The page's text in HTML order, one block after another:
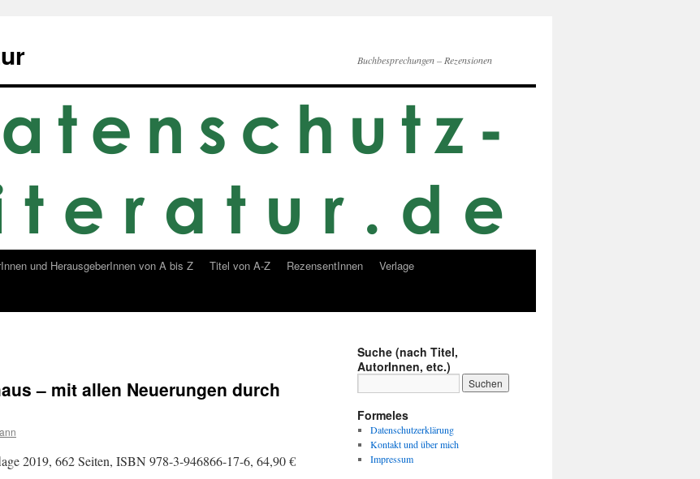
Buchbesprechungen – Rezensionen
und HerausgeberInnen von A bis Z Titel von A-Z RezensentInnen
Verlage
– mit allen Neuerungen durch
2019, 662 Seiten, ISBN 978-3-946866-17-6, 64,90 €
Suche (nach Titel,
AutorInnen, etc.)
Formeles
Datenschutzerklärung
Kontakt und über mich
Impressum